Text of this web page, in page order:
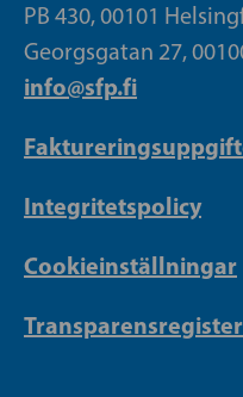
PB 430, 00101
Georgsgatan 27,
info@sfp.fi
Integritetspolicy
Cookieinställningar